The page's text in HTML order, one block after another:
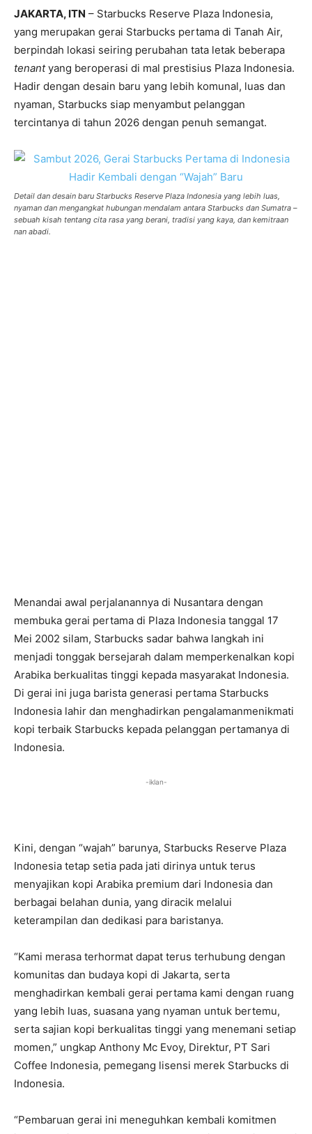
JAKARTA, ITN – Starbucks Reserve Plaza Indonesia,
yang merupakan gerai Starbucks pertama di Tanah Air,
berpindah lokasi seiring perubahan tata letak beberapa
tenantyang beroperasi di mal prestisius Plaza Indonesia.
Hadir dengan desain baru yang lebih komunal, luas dan
nyaman, Starbucks siap menyambut pelanggan
tercintanya di tahun 2026 dengan penuh semangat.
Detail dan desain baru Starbucks Reserve Plaza Indonesia yang lebih luas,
nyaman dan mengangkat hubungan mendalam antara Starbucks dan Sumatra –
sebuah kisah tentang cita rasa yang berani, tradisi yang kaya, dan kemitraan
nan abadi.
Menandai awal perjalanannya di Nusantara dengan
membuka gerai pertama di Plaza Indonesia tanggal 17
Mei 2002 silam, Starbucks sadar bahwa langkah ini
menjadi tonggak bersejarah dalam memperkenalkan kopi
Arabika berkualitas tinggi kepada masyarakat Indonesia.
Di gerai ini juga barista generasi pertama Starbucks
Indonesia lahir dan menghadirkan pengalamanmenikmati
kopi terbaik Starbucks kepada pelanggan pertamanya di
Indonesia.
-iklan-
Kini, dengan “wajah” barunya, Starbucks Reserve Plaza
Indonesia tetap setia pada jati dirinya untuk terus
menyajikan kopi Arabika premium dari Indonesia dan
berbagai belahan dunia, yang diracik melalui
keterampilan dan dedikasi para baristanya.
“Kami merasa terhormat dapat terus terhubung dengan
komunitas dan budaya kopi di Jakarta, serta
menghadirkan kembali gerai pertama kami dengan ruang
yang lebih luas, suasana yang nyaman untuk bertemu,
serta sajian kopi berkualitas tinggi yang menemani setiap
momen,” ungkap Anthony Mc Evoy, Direktur, PT Sari
Coffee Indonesia, pemegang lisensi merek Starbucks di
Indonesia.
“Pembaruan gerai ini meneguhkan kembali komitmen